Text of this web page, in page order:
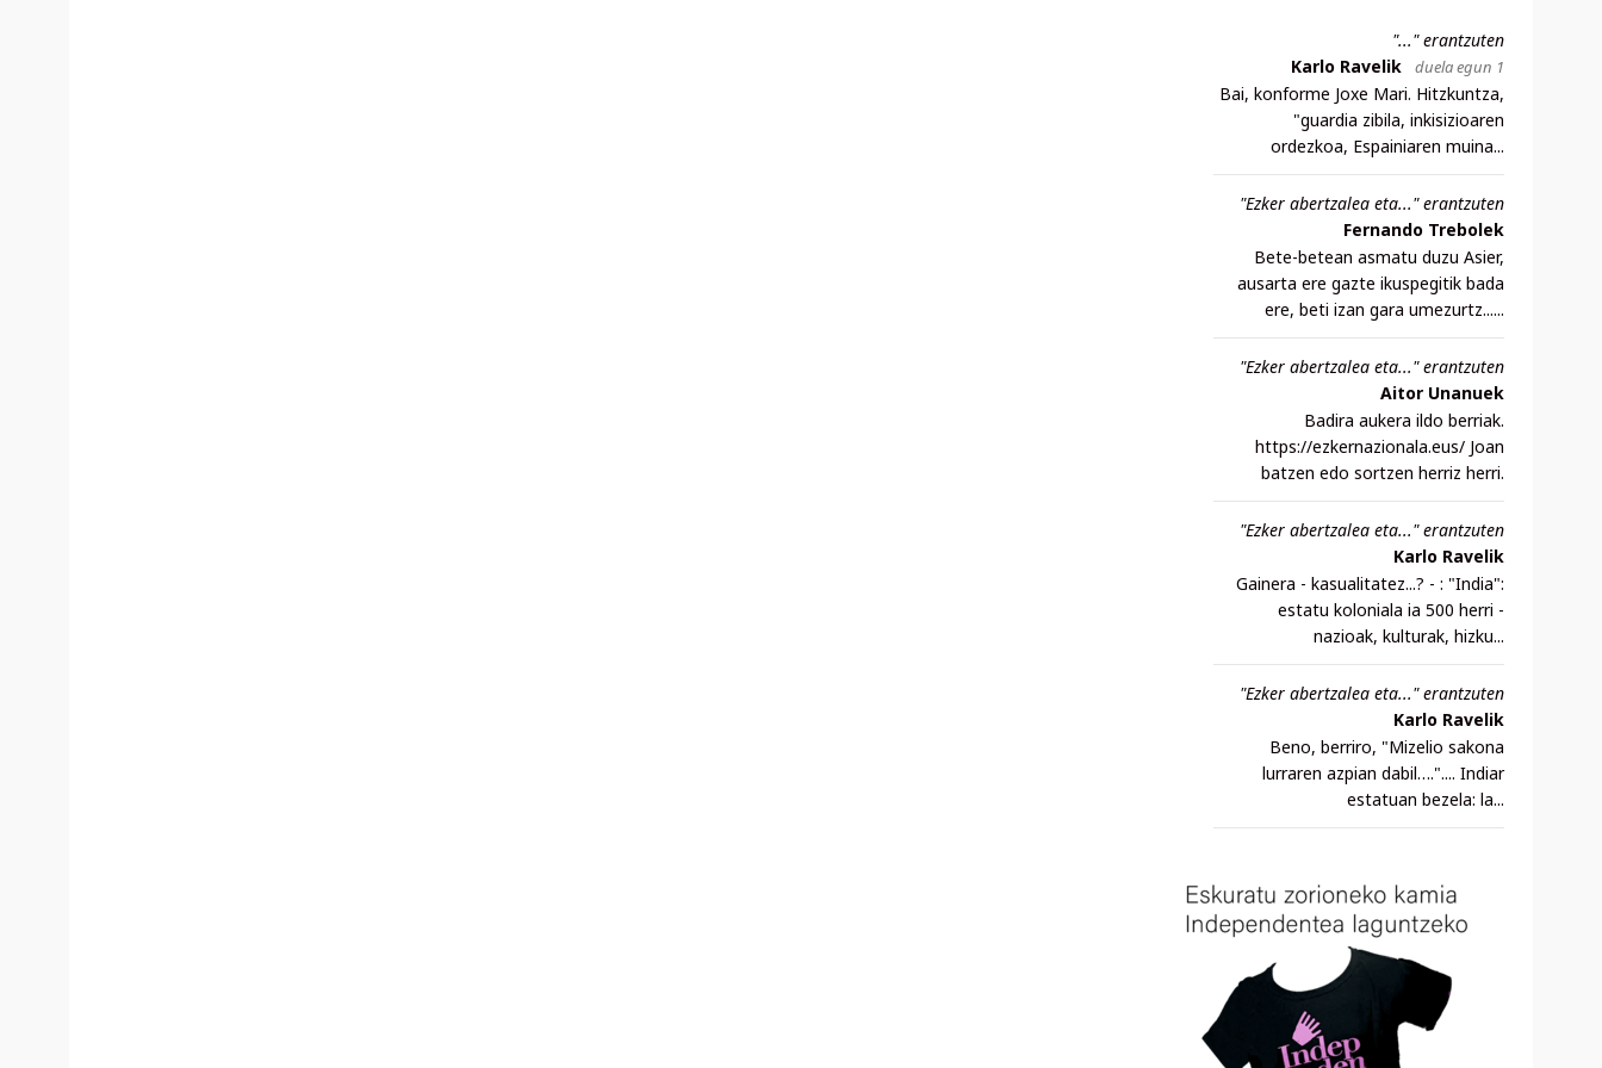
"..." erantzuten
Karlo Ravelik
duela egun 1
Bai, konforme Joxe Mari. Hitzkuntza,
"guardia zibila, inkisizioaren
ordezkoa, Espainiaren muina...
"Ezker abertzalea eta..." erantzuten
Fernando Trebolek
Bete-betean asmatu duzu Asier,
ausarta ere gazte ikuspegitik bada
ere, beti izan gara umezurtz......
"Ezker abertzalea eta..." erantzuten
Aitor Unanuek
Badira aukera ildo berriak.
https://ezkernazionala.eus/ Joan
batzen edo sortzen herriz herri.
"Ezker abertzalea eta..." erantzuten
Karlo Ravelik
Gainera - kasualitatez...? - : "India":
estatu koloniala ia 500 herri -
nazioak, kulturak, hizku...
"Ezker abertzalea eta..." erantzuten
Karlo Ravelik
Beno, berriro, "Mizelio sakona
lurraren azpian dabil….".... Indiar
estatuan bezela: la...